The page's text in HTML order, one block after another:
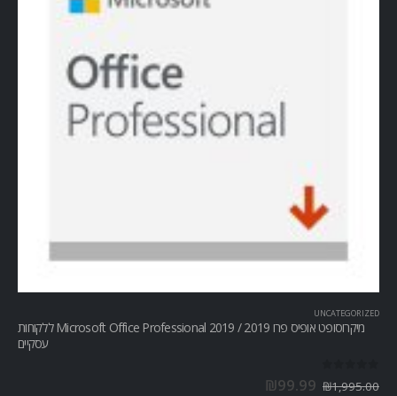
UNCATEGORIZED
מיקרוסופט אופיס פרו Microsoft Office Professional 2019 / 2019 ללקוחות
עסקיים
₪1,995.00
₪99.99